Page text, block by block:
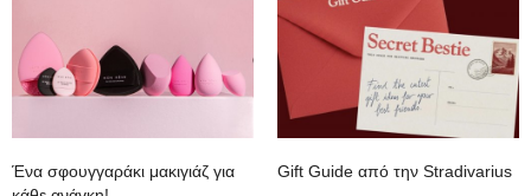
Ένα σφουγγαράκι μακιγιάζ για
Gift Guide από την Stradivarius